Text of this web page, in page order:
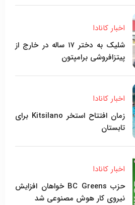
اخبار کانادا
شلیک به دختر ۱۷ ساله در خارج از
پیتزافروشی برامپتون
اخبار کانادا
زمان افتتاح استخر Kitsilano برای
تابستان
اخبار کانادا
حزب BC Greens خواهان افزایش
نیروی کار هوش مصنوعی شد